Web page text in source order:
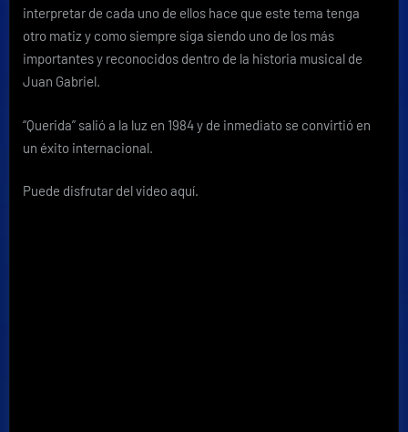
interpretar de cada uno de ellos hace que este tema tenga
otro matiz y como siempre siga siendo uno de los más
importantes y reconocidos dentro de la historia musical de
Juan Gabriel.
“Querida” salió a la luz en 1984 y de inmediato se convirtió en
un éxito internacional.
Puede disfrutar del video aquí.